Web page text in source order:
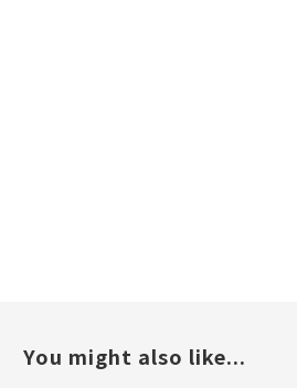
You might also like...